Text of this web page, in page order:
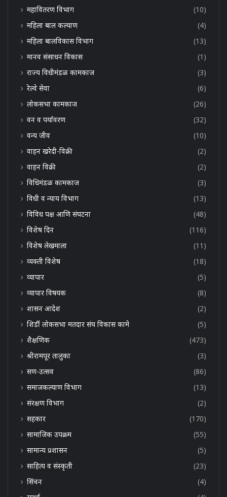
महावितरण विभाग
(10)
महिला बाल कल्याण
(4)
महिला बालविकास विभाग
(13)
मानव संसाधन विकास
(1)
राज्य विधीमंडळ कामकाज
(3)
रेल्वे सेवा
(6)
लोकसभा कामकाज
(26)
वन व पर्यावरण
(32)
वन्य जीव
(10)
वाहन खरेदी-विक्री
(2)
वाहन विक्री
(2)
विधिमंडळ कामकाज
(3)
विधी व न्याय विभाग
(13)
विविध पक्ष आणि संघटना
(48)
विशेष दिन
(116)
विशेष लेखमाला
(11)
व्यक्ती विशेष
(18)
व्यापार
(5)
व्यापार विषयक
(8)
शासन आदेश
(2)
शिर्डी लोकसभा मतदार संघ विकास कामे
(5)
शैक्षणिक
(473)
श्रीरामपूर तालुका
(3)
सण-उत्सव
(86)
समाजकल्याण विभाग
(13)
संरक्षण विभाग
(2)
सहकार
(170)
सामाजिक उपक्रम
(55)
सामान्य प्रशासन
(5)
साहित्य व संस्कृती
(23)
सिंचन
(4)